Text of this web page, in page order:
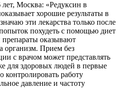
Москва: «Редуксин в
хорошие результаты в
эти лекарства только после
похудеть с помощью диет
оказывают
организм. Прием без
с врачом может представлять
для здоровых людей в первые
контролировать работу
давление и частоту